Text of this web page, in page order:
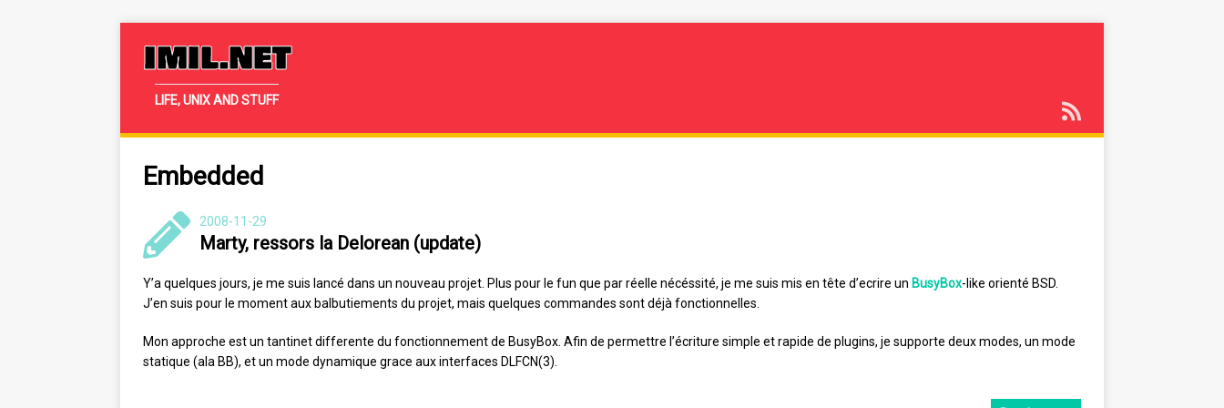
IMIL.NET
LIFE, UNIX AND STUFF
Embedded
2008-11-29
Marty, ressors la Delorean (update)
Y’a quelques jours, je me suis lancé dans un nouveau projet. Plus pour le fun que par réelle nécéssité, je me suis mis en tête d’ecrire un BusyBox-like orienté BSD.
J’en suis pour le moment aux balbutiements du projet, mais quelques commandes sont déjà fonctionnelles.
Mon approche est un tantinet differente du fonctionnement de BusyBox. Afin de permettre l’écriture simple et rapide de plugins, je supporte deux modes, un mode
statique (ala BB), et un mode dynamique grace aux interfaces DLFCN(3).